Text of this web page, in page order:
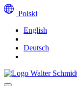
Polski
English
Deutsch